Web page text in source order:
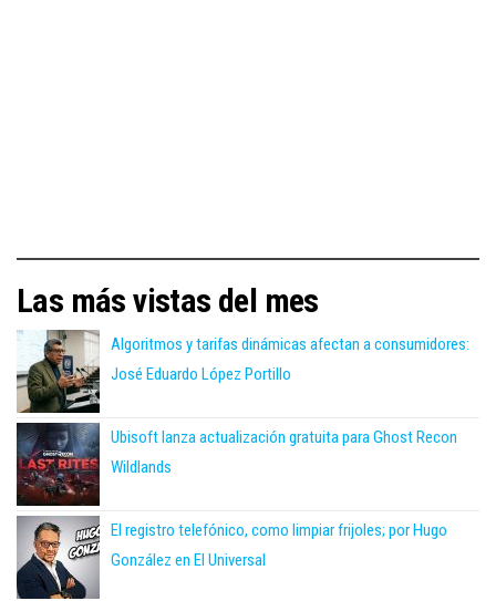
Las más vistas del mes
Algoritmos y tarifas dinámicas afectan a consumidores:
José Eduardo López Portillo
Ubisoft lanza actualización gratuita para Ghost Recon
Wildlands
El registro telefónico, como limpiar frijoles; por Hugo
González en El Universal